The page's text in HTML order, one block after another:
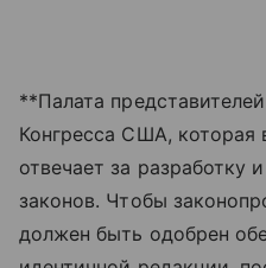
**Палата
Конгресса США, которая
отвечает за разработку
законов. Чтобы
должен быть одобрен